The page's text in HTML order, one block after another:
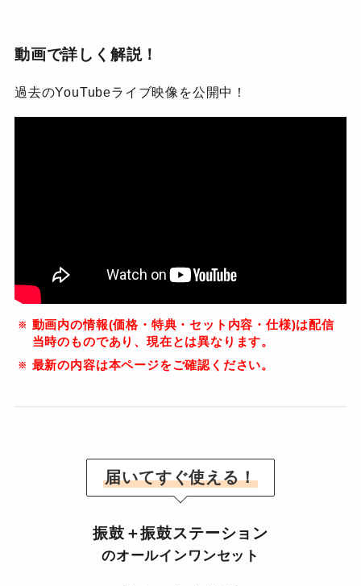
動画で詳しく解説！
過去のYouTubeライブ映像を公開中！
動画内の情報(価格・特典・セット内容・仕様)は配信
当時のものであり、現在とは異なります。
最新の内容は本ページをご確認ください。
届いてすぐ使える！
振鼓＋振鼓ステーション
のオールインワンセット